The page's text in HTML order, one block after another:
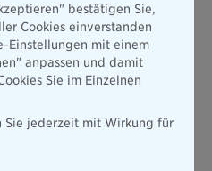
von bis zu 10 Mio. € nach
9,41 € pro Monat.
Mehr erfahren
Elementar­versicherung
bestätigen Sie,
Cookies einverstanden
Einstellungen mit einem
anpassen und damit
Sie im Einzelnen
Sie jederzeit mit Wirkung für